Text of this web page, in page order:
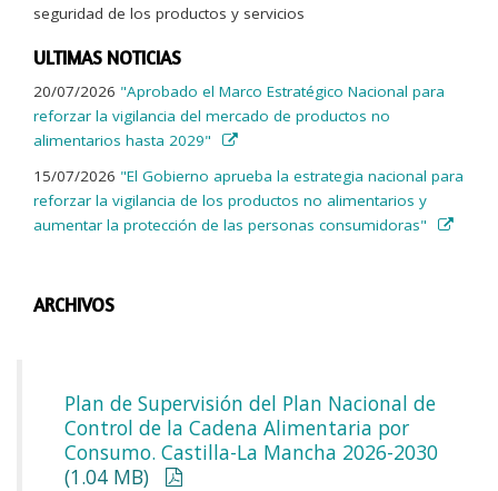
seguridad de los productos y servicios
ULTIMAS NOTICIAS
20/07/2026 "Aprobado el Marco Estratégico Nacional para
reforzar la vigilancia del mercado de productos no
alimentarios hasta 2029"
15/07/2026 "El Gobierno aprueba la estrategia nacional para
reforzar la vigilancia de los productos no alimentarios y
aumentar la protección de las personas consumidoras"
ARCHIVOS
Plan de Supervisión del Plan Nacional de
Control de la Cadena Alimentaria por
Consumo. Castilla-La Mancha 2026-2030
(1.04 MB)